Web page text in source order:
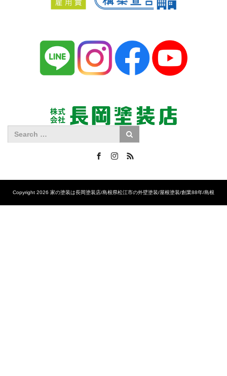
FacebookInstagram
Copyright 2026 家の塗装は長岡塗装店/島根県松江市の外壁塗装/屋根塗装/創業88年/島根